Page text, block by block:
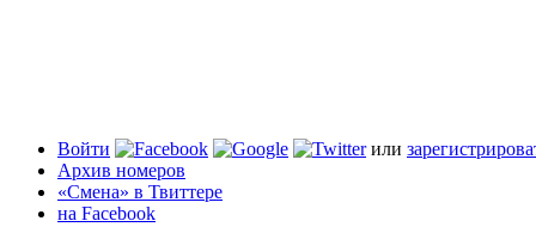
Войти или
Архив номеров
«Смена» в Твиттере
на Facebook